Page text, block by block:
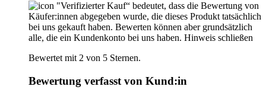
"Verifizierter Kauf“ bedeutet, dass die Bewertung von
Käufer:innen abgegeben wurde, die dieses Produkt tatsächlich
bei uns gekauft haben. Bewerten können aber grundsätzlich
alle, die ein Kundenkonto bei uns haben. Hinweis schließen
Bewertet mit 2 von 5 Sternen.
Bewertung verfasst von Kund:in